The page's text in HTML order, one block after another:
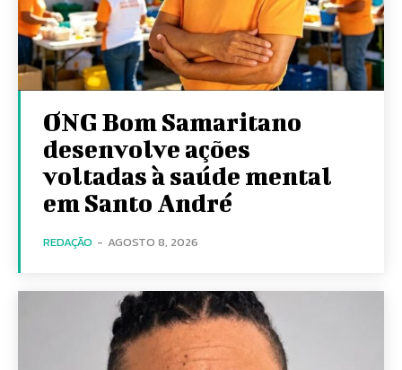
ONG Bom Samaritano
desenvolve ações
voltadas à saúde mental
em Santo André
REDAÇÃO - AGOSTO 8, 2026